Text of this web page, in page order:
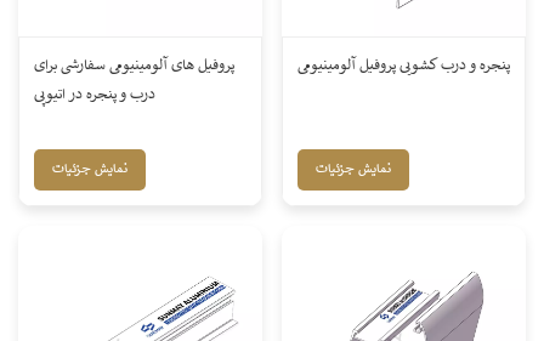
پروفیل های آلومینیومی سفارشی برای
درب و پنجره در اتیوپی
نمایش جزئیات
پنجره و درب کشویی پروفیل آلومینیومی
نمایش جزئیات